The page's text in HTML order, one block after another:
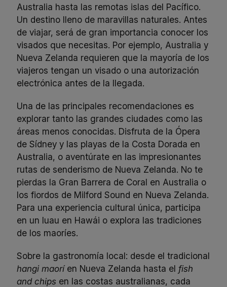
Australia hasta las remotas islas del Pacífico.
Un destino lleno de maravillas naturales. Antes
de viajar, será de gran importancia conocer los
visados que necesitas. Por ejemplo, Australia y
Nueva Zelanda requieren que la mayoría de los
viajeros tengan un visado o una autorización
electrónica antes de la llegada.
Una de las principales recomendaciones es
explorar tanto las grandes ciudades como las
áreas menos conocidas. Disfruta de la Ópera
de Sídney y las playas de la Costa Dorada en
Australia, o aventúrate en las impresionantes
rutas de senderismo de Nueva Zelanda. No te
pierdas la Gran Barrera de Coral en Australia o
los fiordos de Milford Sound en Nueva Zelanda.
Para una experiencia cultural única, participa
en un luau en Hawái o explora las tradiciones
de los maoríes.
Sobre la gastronomía local: desde el tradicional
hangi maoríen Nueva Zelanda hasta el fish
and chips en las costas australianas, cada